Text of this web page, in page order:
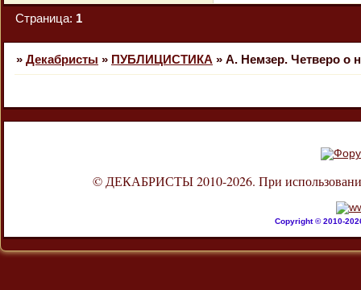
Страница: 1
» Декабристы » ПУБЛИЦИСТИКА » А. Немзер. Четверо о
© ДЕКАБРИСТЫ 2010-2026. При использовании
Copyright © 2010-